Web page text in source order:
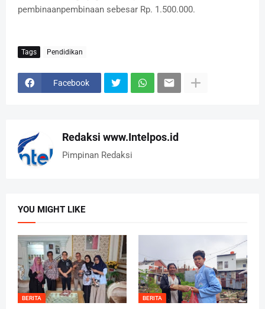
pembinaanpembinaan sebesar Rp. 1.500.000.
Tags Pendidikan
Facebook
Redaksi www.Intelpos.id
Pimpinan Redaksi
YOU MIGHT LIKE
BERITA BERITA